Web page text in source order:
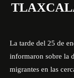
La tarde del 25 de
informaron sobre la
migrantes en las